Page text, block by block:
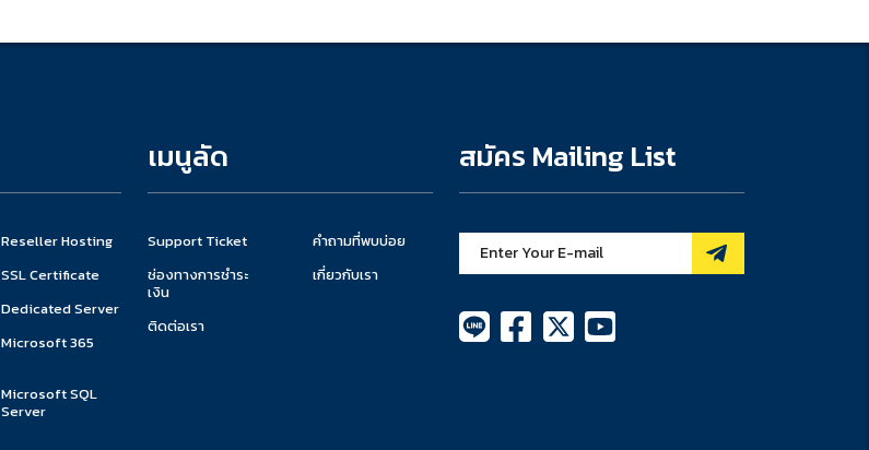
Reseller Hosting
SSL Certificate
Dedicated Server
Microsoft 365
Microsoft SQL
Server
เมนูลัด
Support Ticket
คำถามที่พบบ่อย
ช่องทางการชำระ
เงิน
เกี่ยวกับเรา
ติดต่อเรา
สมัคร Mailing List